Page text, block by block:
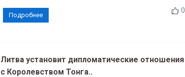
0
Подробнее
Литва установит дипломатические отношения
с Королевством Тонга..